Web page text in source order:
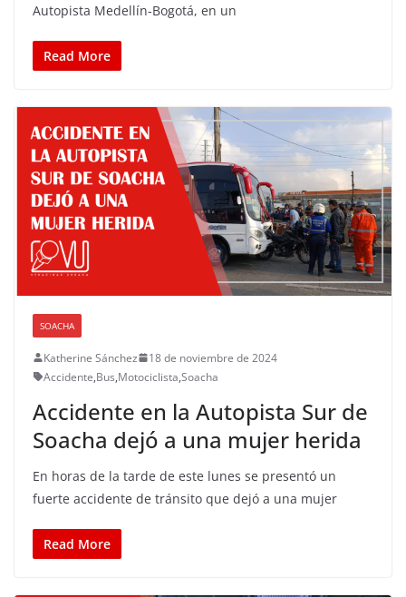
Autopista Medellín-Bogotá, en un
Read More
SOACHA
Katherine Sánchez
18 de noviembre de 2024
Accidente,Bus,Motociclista,Soacha
Accidente en la Autopista Sur de
Soacha dejó a una mujer herida
En horas de la tarde de este lunes se presentó un
fuerte accidente de tránsito que dejó a una mujer
Read More